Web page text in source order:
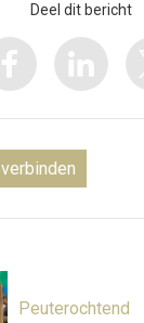
Deel dit bericht
verbinden
Peuterochtend